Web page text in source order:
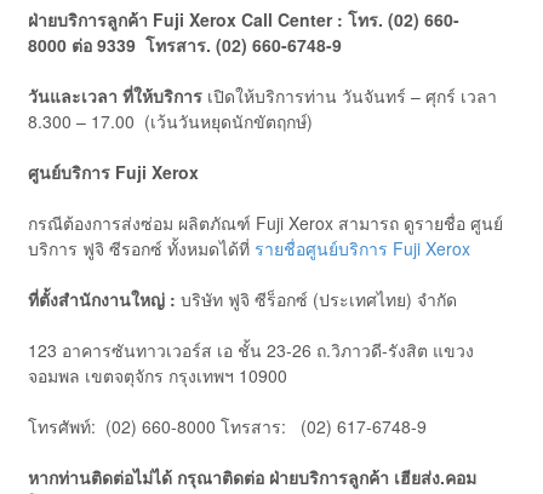
ฝ่ายบริการลูกค้า Fuji Xerox Call Center: โทร. (02) 660-
8000 ต่อ 9339 โทรสาร. (02) 660-6748-9
วันและเวลา ที่ให้บริการเปิดให้บริการท่าน วันจันทร์ – ศุกร์ เวลา
8.300 – 17.00 (เว้นวันหยุดนักขัตฤกษ์)
ศูนย์บริการ Fuji Xerox
กรณีต้องการส่งซ่อม ผลิตภัณฑ์ Fuji Xerox สามารถ ดูรายชื่อ ศูนย์
บริการ ฟูจิ ซีรอกซ์ ทั้งหมดได้ที่ รายชื่อศูนย์บริการ Fuji Xerox
ที่ตั้งสำนักงานใหญ่ : บริษัท ฟูจิ ซีร็อกซ์ (ประเทศไทย) จำกัด
123 อาคารซันทาวเวอร์ส เอ ชั้น 23-26 ถ.วิภาวดี-รังสิต แขวง
จอมพล เขตจตุจักร กรุงเทพฯ 10900
โทรศัพท์: (02) 660-8000 โทรสาร: (02) 617-6748-9
หากท่านติดต่อไม่ได้ กรุณาติดต่อ ฝ่ายบริการลูกค้า เฮียส่ง.คอม